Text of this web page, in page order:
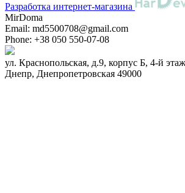
Разработка интернет-магазина
MirDoma
Email: md5500708@gmail.com
Phone: +38 050 550-07-08
ул. Краснопольская, д.9, корпус Б, 4-й
Днепр, Днепропетровская 49000